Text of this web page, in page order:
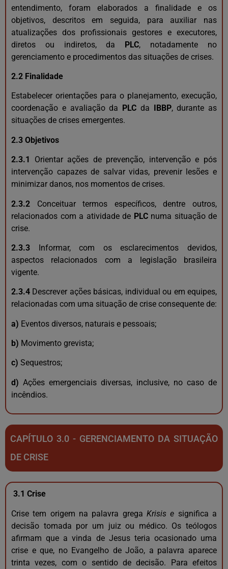
entendimento, foram elaborados a finalidade e os
objetivos, descritos em seguida, para auxiliar nas
atualizações dos profissionais gestores e executores,
diretos ou indiretos, da PLC, notadamente no
gerenciamento e procedimentos das situações de crises.
2.2 Finalidade
Estabelecer orientações para o planejamento, execução,
coordenação e avaliação da
PLC da IBBP, durante as
situações de crises emergentes.
2.3 Objetivos
2.3.1
Orientar ações de prevenção, intervenção e pós
intervenção capazes de salvar vidas, prevenir lesões e
minimizar danos, nos momentos de crises.
2.3.2 Conceituar termos específicos, dentre outros,
relacionados com a atividade de PLCnuma situação de
crise.
2.3.3 Informar, com os esclarecimentos devidos,
aspectos relacionados com a legislação brasileira
vigente.
2.3.4 Descrever ações básicas, individual ou em equipes,
relacionadas com uma situação de crise consequente de:
a) Eventos diversos, naturais e pessoais;
b) Movimento grevista;
c) Sequestros;
d) Ações emergenciais diversas, inclusive, no caso de
incêndios.
CAPÍTULO 3.0 - GERENCIAMENTO DA SITUAÇÃO
DE CRISE
3.1 Crise
Crise tem origem na palavra grega Krisis e significa a
decisão tomada por um juiz ou médico. Os teólogos
afirmam que a vinda de Jesus teria ocasionado uma
crise e que, no Evangelho de João, a palavra aparece
trinta vezes, com o sentido de decisão. Para efeitos